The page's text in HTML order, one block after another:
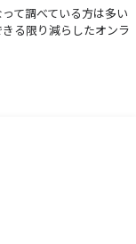
て調べている方は多い
る限り減らしたオンラ